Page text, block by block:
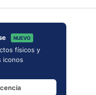
NUEVO
físicos y
iconos